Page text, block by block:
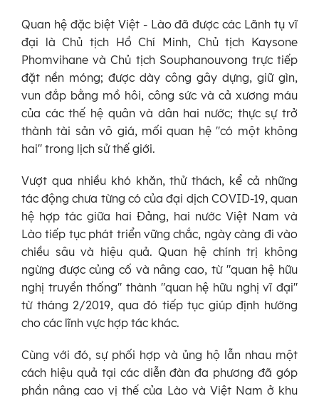
Quan hệ đặc biệt Việt - Lào đã được các Lãnh tụ vĩ
đại là Chủ tịch Hồ Chí Minh, Chủ tịch Kaysone
Phomvihane và Chủ tịch Souphanouvong trực tiếp
đặt nền móng; được dày công gây dựng, giữ gìn,
vun đắp bằng mồ hôi, công sức và cả xương máu
của các thế hệ quân và dân hai nước; thực sự trở
thành tài sản vô giá, mối quan hệ "có một không
hai" trong lịch sử thế giới.
Vượt qua nhiều khó khăn, thử thách, kể cả những
tác động chưa từng có của đại dịch COVID-19, quan
hệ hợp tác giữa hai Đảng, hai nước Việt Nam và
Lào tiếp tục phát triển vững chắc, ngày càng đi vào
chiều sâu và hiệu quả. Quan hệ chính trị không
ngừng được củng cố và nâng cao, từ "quan hệ hữu
nghị truyền thống" thành "quan hệ hữu nghị vĩ đại"
từ tháng 2/2019, qua đó tiếp tục giúp định hướng
cho các lĩnh vực hợp tác khác.
Cùng với đó, sự phối hợp và ủng hộ lẫn nhau một
cách hiệu quả tại các diễn đàn đa phương đã góp
phần nâng cao vị thế của Lào và Việt Nam ở khu